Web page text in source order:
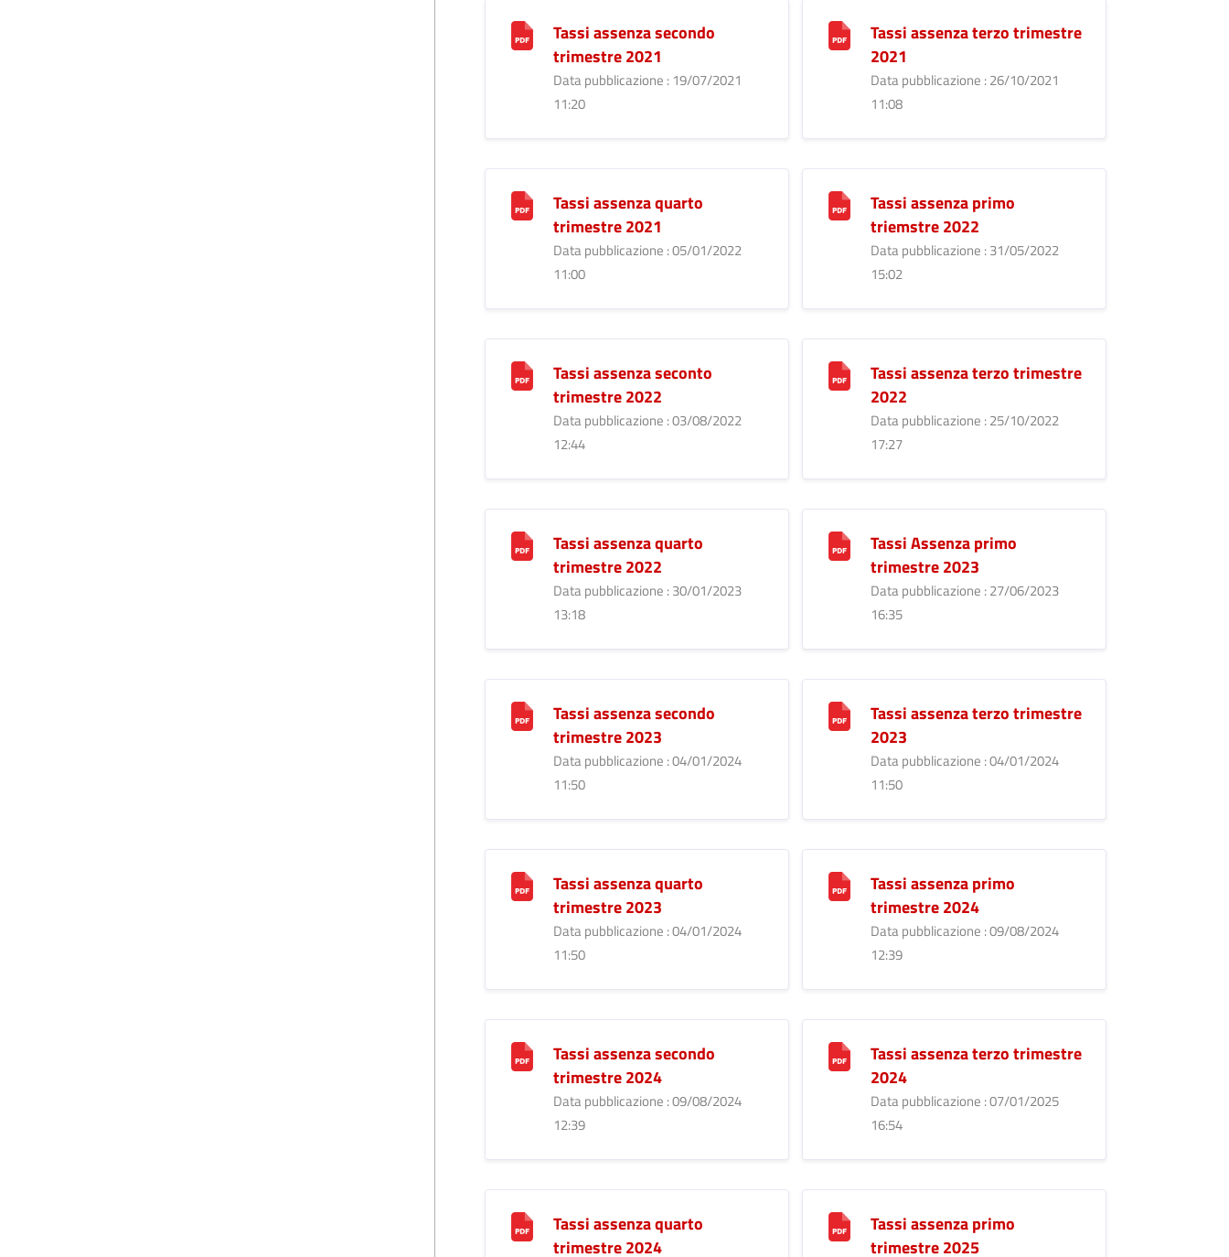
Tassi assenza secondo
trimestre 2021
Data pubblicazione : 19/07/2021
11:20
Tassi assenza terzo trimestre
2021
Data pubblicazione : 26/10/2021
11:08
Tassi assenza quarto
trimestre 2021
Data pubblicazione : 05/01/2022
11:00
Tassi assenza primo
triemstre 2022
Data pubblicazione : 31/05/2022
15:02
Tassi assenza seconto
trimestre 2022
Data pubblicazione : 03/08/2022
12:44
Tassi assenza terzo trimestre
2022
Data pubblicazione : 25/10/2022
17:27
Tassi assenza quarto
trimestre 2022
Data pubblicazione : 30/01/2023
13:18
Tassi Assenza primo
trimestre 2023
Data pubblicazione : 27/06/2023
16:35
Tassi assenza secondo
trimestre 2023
Data pubblicazione : 04/01/2024
11:50
Tassi assenza terzo trimestre
2023
Data pubblicazione : 04/01/2024
11:50
Tassi assenza quarto
trimestre 2023
Data pubblicazione : 04/01/2024
11:50
Tassi assenza primo
trimestre 2024
Data pubblicazione : 09/08/2024
12:39
Tassi assenza secondo
trimestre 2024
Data pubblicazione : 09/08/2024
12:39
Tassi assenza terzo trimestre
2024
Data pubblicazione : 07/01/2025
16:54
Tassi assenza quarto
trimestre 2024
Tassi assenza primo
trimestre 2025